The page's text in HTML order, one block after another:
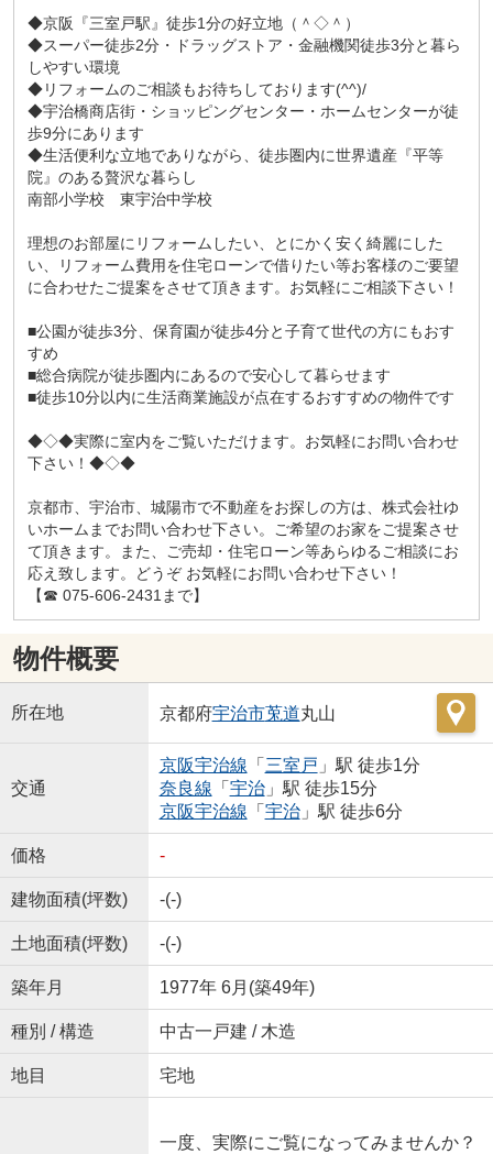
◆京阪『三室戸駅』徒歩1分の好立地（＾◇＾）
◆スーパー徒歩2分・ドラッグストア・金融機関徒歩3分と暮ら
しやすい環境
◆リフォームのご相談もお待ちしております(^^)/
◆宇治橋商店街・ショッピングセンター・ホームセンターが徒
歩9分にあります
◆生活便利な立地でありながら、徒歩圏内に世界遺産『平等
院』のある贅沢な暮らし
南部小学校 東宇治中学校
理想のお部屋にリフォームしたい、とにかく安く綺麗にした
い、リフォーム費用を住宅ローンで借りたい等お客様のご要望
に合わせたご提案をさせて頂きます。お気軽にご相談下さい！
■公園が徒歩3分、保育園が徒歩4分と子育て世代の方にもおす
すめ
■総合病院が徒歩圏内にあるので安心して暮らせます
■徒歩10分以内に生活商業施設が点在するおすすめの物件です
◆◇◆実際に室内をご覧いただけます。お気軽にお問い合わせ
下さい！◆◇◆
京都市、宇治市、城陽市で不動産をお探しの方は、株式会社ゆ
いホームまでお問い合わせ下さい。ご希望のお家をご提案させ
て頂きます。また、ご売却・住宅ローン等あらゆるご相談にお
応え致します。どうぞ お気軽にお問い合わせ下さい！
【☎ 075-606-2431まで】
物件概要
所在地 京都府宇治市莵道丸山
交通
京阪宇治線 「 三室戸 」駅 徒歩1分
奈良線 「 宇治」駅 徒歩15分
京阪宇治線 「 宇治」駅 徒歩6分
価格 -
建物面積(坪数) -(-)
土地面積(坪数) -(-)
築年月 1977年 6月(築49年)
種別 / 構造 中古一戸建 / 木造
地目 宅地
一度、実際にご覧になってみませんか？